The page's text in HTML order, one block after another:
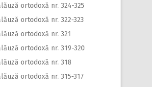
ortodoxă nr. 324-325
ortodoxă nr. 322-323
ortodoxă nr. 321
ortodoxă nr. 319-320
ortodoxă nr. 318
ortodoxă nr. 315-317